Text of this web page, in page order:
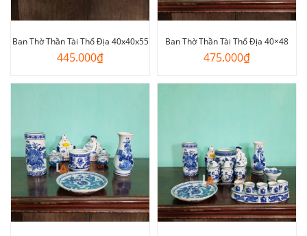
Ban Thờ Thần Tài Thổ Địa 40x40x55
445.000₫
Ban Thờ Thần Tài Thổ Địa 40×48
475.000₫